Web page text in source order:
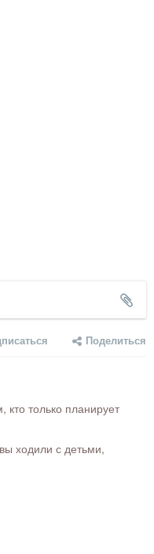
Поделиться
только планирует
ходили с детьми,